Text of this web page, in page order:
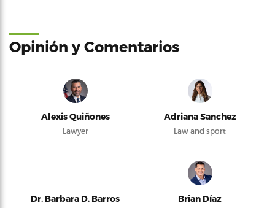
Opinión y Comentarios
Alexis Quiñones
Lawyer
Adriana Sanchez
Law and sport
Dr. Barbara D. Barros Brian Díaz